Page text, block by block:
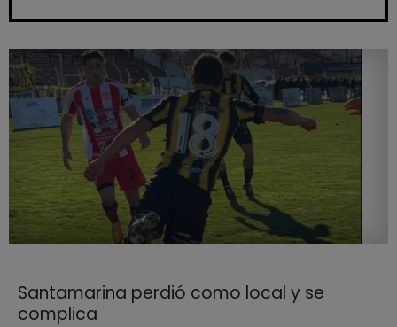
Santamarina perdió como local y se
complica